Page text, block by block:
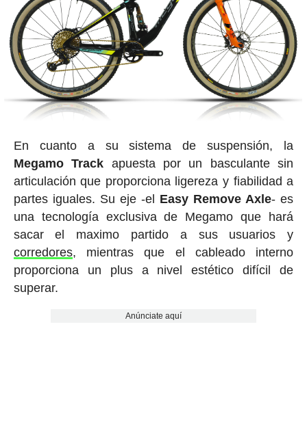
En cuanto a su sistema de suspensión, la
Megamo Track apuesta por un basculante sin
articulación que proporciona ligereza y fiabilidad a
partes iguales. Su eje -el Easy Remove Axle- es
una tecnología exclusiva de Megamo que hará
sacar el maximo partido a sus usuarios y
corredores, mientras que el cableado interno
proporciona un plus a nivel estético difícil de
superar.
Anúnciate aquí